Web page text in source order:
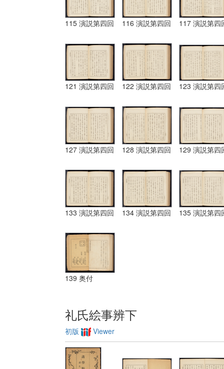
115 演説第四回 116 演説第四回 117 演説第四
121 演説第四回 122 演説第四回 123 演説第四
127 演説第四回 128 演説第四回 129 演説第四
133 演説第四回 134 演説第四回 135 演説第四
139 奥付
礼氏絵事辨下
初版 Viewer